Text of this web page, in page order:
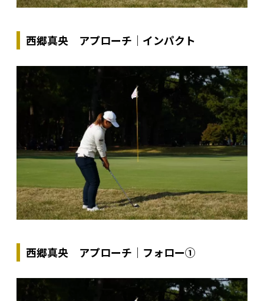
西郷真央 アプローチ｜インパクト
西郷真央 アプローチ｜フォロー①